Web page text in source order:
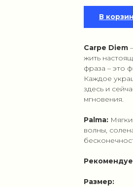
В
Carpe Diem
жить
фраза – это
Каждое
здесь и
мгновения.
Palma:
волны,
Размер: